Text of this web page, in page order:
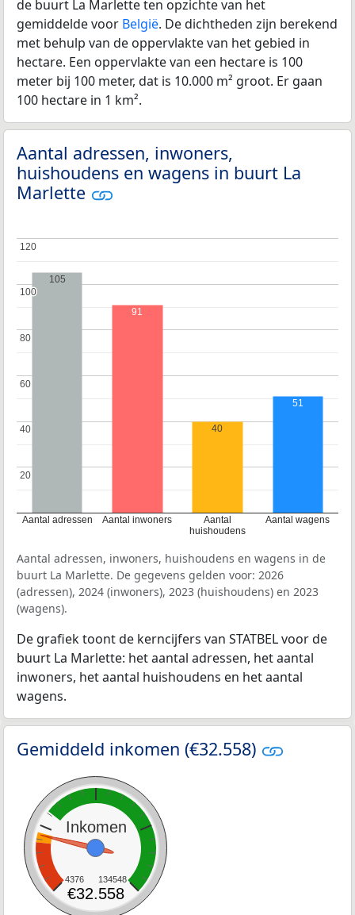
de buurt La Marlette ten opzichte van het
gemiddelde voor België. De dichtheden zijn berekend
met behulp van de oppervlakte van het gebied in
hectare. Een oppervlakte van een hectare is 100
meter bij 100 meter, dat is 10.000 m² groot. Er gaan
100 hectare in 1 km².
Aantal adressen, inwoners,
huishoudens en wagens in buurt La
Marlette
Aantal adressen Aantal inwoners
Aantal
huishoudens
Aantal wagens
20
20
40
40
60
60
80
80
100
100
120
120
105
91
40
51
Aantal adressen, inwoners, huishoudens en wagens in de
buurt La Marlette. De gegevens gelden voor: 2026
(adressen), 2024 (inwoners), 2023 (huishoudens) en 2023
(wagens).
De grafiek toont de kerncijfers van STATBEL voor de
buurt La Marlette: het aantal adressen, het aantal
inwoners, het aantal huishoudens en het aantal
wagens.
Gemiddeld inkomen (€32.558)
Inkomen
4376 134548
€32.558